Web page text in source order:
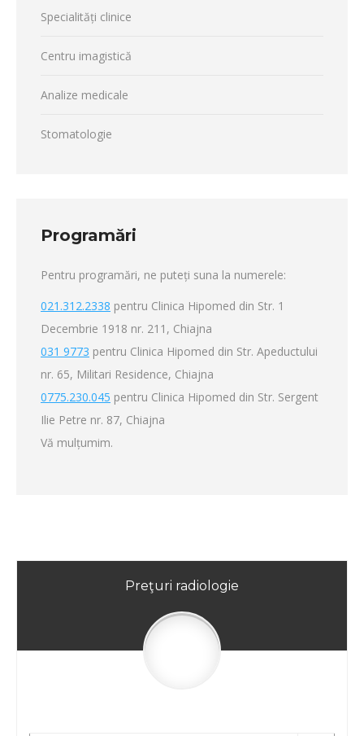
Specialități clinice
Centru imagistică
Analize medicale
Stomatologie
Programări
Pentru programări, ne puteți suna la numerele:
021.312.2338 pentru Clinica Hipomed din Str. 1
Decembrie 1918 nr. 211, Chiajna
031 9773 pentru Clinica Hipomed din Str. Apeductului
nr. 65, Militari Residence, Chiajna
0775.230.045 pentru Clinica Hipomed din Str. Sergent
Ilie Petre nr. 87, Chiajna
Vă mulțumim.
Preţuri radiologie